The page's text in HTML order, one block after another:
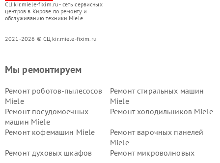
СЦ kir.miele-fixim.ru - сеть сервисных
центров в Кирове по ремонту и
обслуживанию техники Miele
2021-2026 © СЦ kir.miele-fixim.ru
Мы ремонтируем
Ремонт роботов-пылесосов
Miele
Ремонт стиральных машин
Miele
Ремонт посудомоечных
машин Miele
Ремонт холодильников Miele
Ремонт кофемашин Miele
Ремонт варочных панелей
Miele
Ремонт духовых шкафов
Ремонт микроволновых